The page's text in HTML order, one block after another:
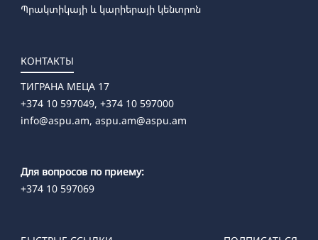
Պրակտիկայի և կարիերայի կենտրոն
КОНТАКТЫ
ТИГРАНА МЕЦА 17
+374 10 597049, +374 10 597000
info@aspu.am, aspu.am@aspu.am
Для вопросов по приему:
+374 10 597069